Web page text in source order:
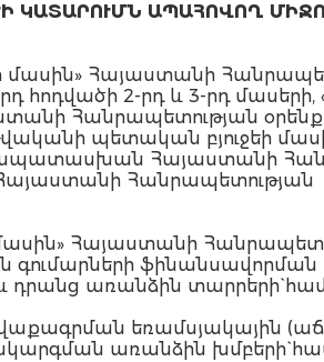
ԿԱՏԱՐՈՒՄՆ ԱՊԱՀՈՎՈՂ
մասին» Հայաստանի
հոդվածի 2-րդ և 3-րդ
Հանրապետության
պետական բյուջեի
Հայաստանի
Հանրապետության
Հայաստանի
ֆինանսավորման
դրանց առանձին տարրերի`
եռամսյակային
առանձին խմբերի`